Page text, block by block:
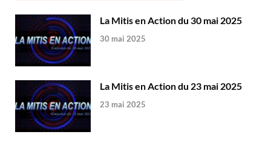
La Mitis en Action du 30 mai 2025
30 mai 2025
La Mitis en Action du 23 mai 2025
23 mai 2025